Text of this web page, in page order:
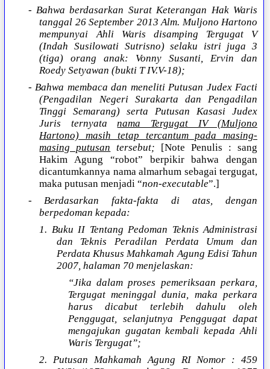
- Bahwa berdasarkan Surat Keterangan Hak Waris
tanggal 26 September 2013 Alm. Muljono Hartono
mempunyai Ahli Waris disamping Tergugat V
(Indah Susilowati Sutrisno) selaku istri juga 3
(tiga) orang anak: Vonny Susanti, Ervin dan
Roedy Setyawan (bukti T IV.V-18);
- Bahwa membaca dan meneliti Putusan Judex Facti
(Pengadilan Negeri Surakarta dan Pengadilan
Tinggi Semarang) serta Putusan Kasasi Judex
Juris ternyatanama Tergugat IV (Muljono
Hartono) masih tetap tercantum pada masing-
masing putusan tersebut; [Note Penulis : sang
Hakim Agung “robot” berpikir bahwa dengan
dicantumkannya nama almarhum sebagai tergugat,
maka putusan menjadi “non-executable”.]
- Berdasarkan fakta-fakta di atas, dengan
berpedoman kepada:
1. Buku II Tentang Pedoman Teknis Administrasi
dan Teknis Peradilan Perdata Umum dan
Perdata Khusus Mahkamah Agung Edisi Tahun
2007, halaman 70 menjelaskan:
“Jika dalam proses pemeriksaan perkara,
Tergugat meninggal dunia, maka perkara
harus dicabut terlebih dahulu oleh
Penggugat, selanjutnya Penggugat dapat
mengajukan gugatan kembali kepada Ahli
Waris Tergugat”;
2. Putusan Mahkamah Agung RI Nomor : 459